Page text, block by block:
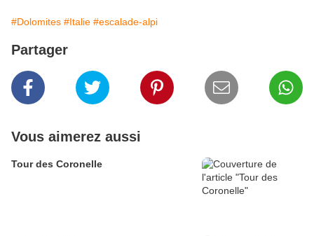
#Dolomites #Italie #escalade-alpi
Partager
Vous aimerez aussi
Tour des Coronelle